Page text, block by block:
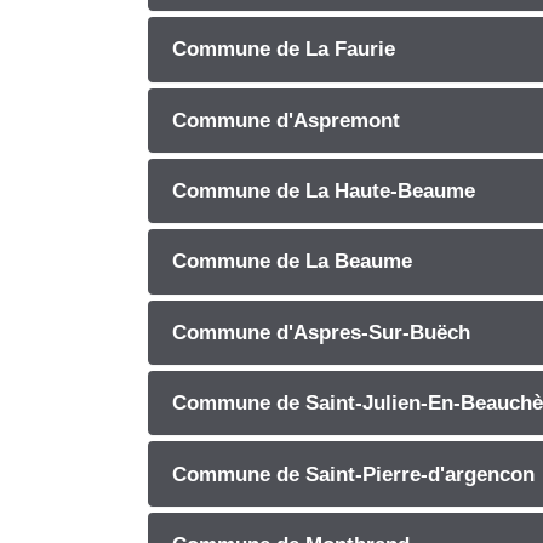
Commune de La Faurie
Commune d'Aspremont
Commune de La Haute-Beaume
Commune de La Beaume
Commune d'Aspres-Sur-Buëch
Commune de Saint-Julien-En-
Commune de Saint-Pierre-d'argencon